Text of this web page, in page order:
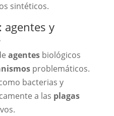
sintéticos.
agentes y
agentesbiológicos
problemáticos.
bacterias y
a las plagas